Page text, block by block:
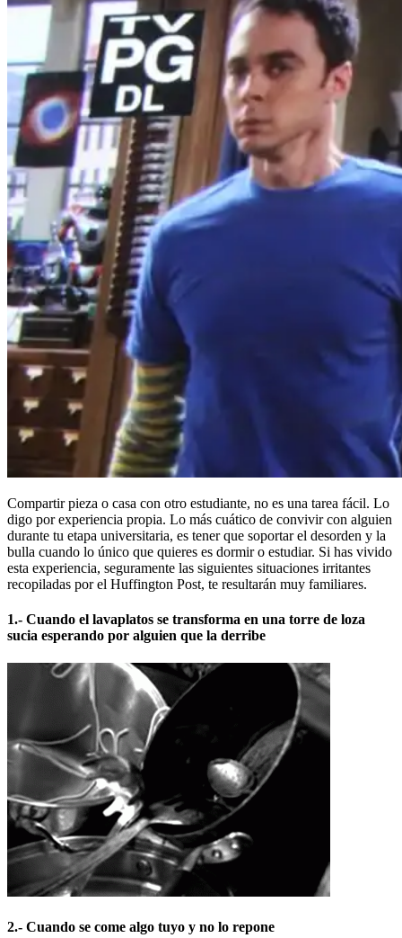
Compartir pieza o casa con otro estudiante, no es una tarea fácil. Lo
digo por experiencia propia. Lo más cuático de convivir con alguien
durante tu etapa universitaria, es tener que soportar el desorden y la
bulla cuando lo único que quieres es dormir o estudiar. Si has vivido
esta experiencia, seguramente las siguientes situaciones irritantes
recopiladas por el Huffington Post, te resultarán muy familiares.
1.- Cuando el lavaplatos se transforma en una torre de loza
sucia esperando por alguien que la derribe
2.- Cuando se come algo tuyo y no lo repone